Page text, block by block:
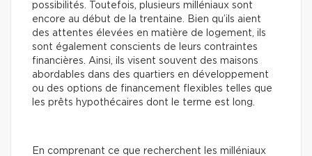
possibilités. Toutefois, plusieurs milléniaux sont
encore au début de la trentaine. Bien qu’ils aient
des attentes élevées en matière de logement, ils
sont également conscients de leurs contraintes
financières. Ainsi, ils visent souvent des maisons
abordables dans des quartiers en développement
ou des options de financement flexibles telles que
les prêts hypothécaires dont le terme est long.
En comprenant ce que recherchent les milléniaux